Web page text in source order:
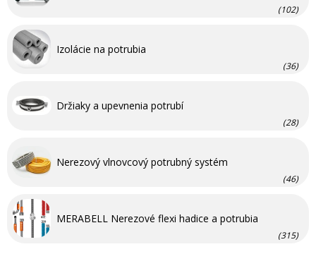
(102)
Izolácie na potrubia
(36)
Držiaky a upevnenia potrubí
(28)
Nerezový vlnovcový potrubný systém
(46)
MERABELL Nerezové flexi hadice a potrubia
(315)